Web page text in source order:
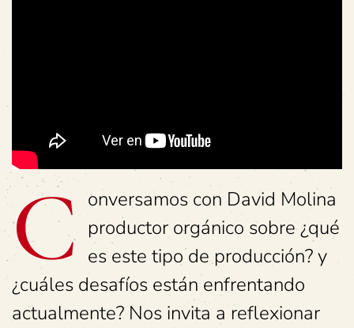
C onversamos con David Molina
productor orgánico sobre ¿qué
es este tipo de producción? y
¿cuáles desafíos están enfrentando
actualmente? Nos invita a reflexionar